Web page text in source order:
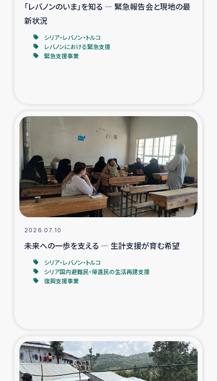
「レバノンのいま」を知る ― 緊急報告会と現地の最
新状況
シリア・レバノン・トルコ
レバノンにおける緊急支援
緊急支援事業
2026.07.10
未来への一歩を支える ― 生計支援が育む希望
シリア・レバノン・トルコ
シリア国内避難民・帰還民の生活再建支援
復興支援事業